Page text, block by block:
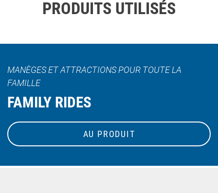
PRODUITS UTILISÉS
MANÈGES ET ATTRACTIONS POUR TOUTE LA
FAMILLE
FAMILY RIDES
AU PRODUIT